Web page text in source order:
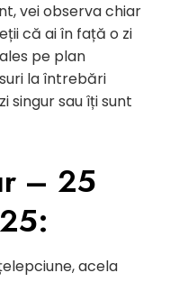
vei observa chiar
că ai în față o zi
pe plan
la întrebări
singur sau îți sunt
– 25
acela